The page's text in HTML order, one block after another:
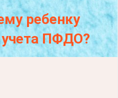
ребенку
ПФДО?